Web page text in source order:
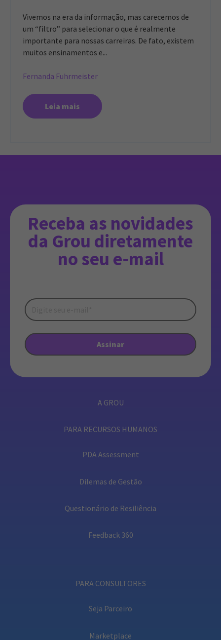
Vivemos na era da informação, mas carecemos de
um “filtro” para selecionar o que é realmente
importante para nossas carreiras. De fato, existem
muitos ensinamentos e...
Fernanda Fuhrmeister
Leia mais
A GROU
PARA RECURSOS HUMANOS
PDA Assessment
Dilemas de Gestão
Questionário de Resiliência
Feedback 360
PARA CONSULTORES
Seja Parceiro
Marketplace
Receba as novidades
da Grou diretamente
no seu e-mail